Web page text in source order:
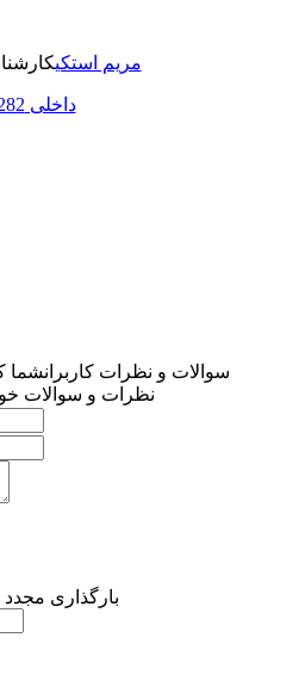
مریم استکی
داخلی 283
سوالات و نظرات کاربرانشما
نظرات و سوالات
بارگذاری مجدد